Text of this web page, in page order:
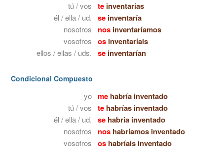
tú / vos teinventarías
él / ella / ud. seinventaría
nosotros nosinventaríamos
vosotros osinventaríais
ellos / ellas / uds. seinventarían
Condicional Compuesto
yo mehabría inventado
tú / vos tehabrías inventado
él / ella / ud. sehabría inventado
nosotros noshabríamos inventado
vosotros oshabríais inventado